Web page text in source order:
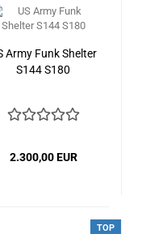
Army Funk Shelter
S144 S180
2.300,00 EUR
TOP